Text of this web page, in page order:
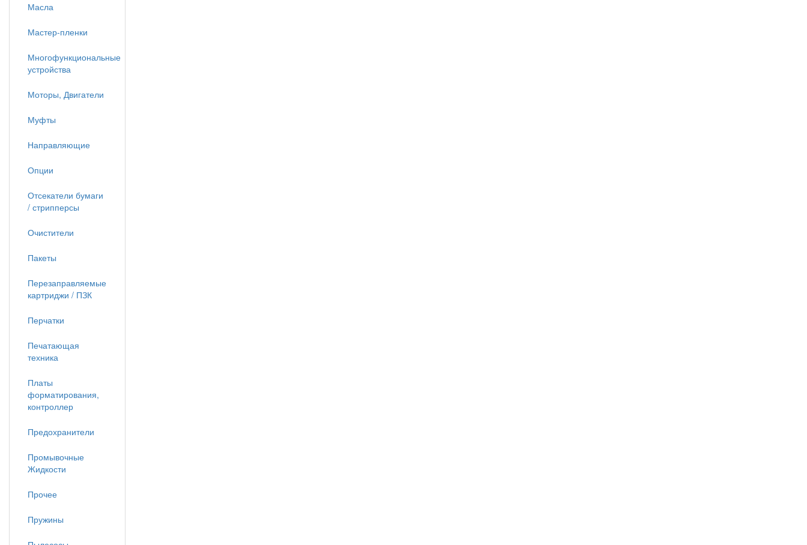
Масла
Мастер-пленки
Многофункциональные
устройства
Моторы, Двигатели
Муфты
Направляющие
Опции
Отсекатели бумаги
/ стрипперсы
Очистители
Пакеты
Перезаправляемые
картриджи / ПЗК
Перчатки
Печатающая
техника
Платы
форматирования,
контроллер
Предохранители
Промывочные
Жидкости
Прочее
Пружины